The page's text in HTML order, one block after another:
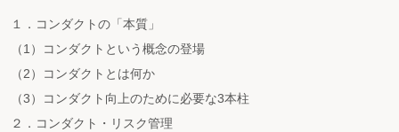
１．コンダクトの「本質」
（1）コンダクトという概念の登場
（2）コンダクトとは何か
（3）コンダクト向上のために必要な3本柱
２．コンダクト・リスク管理